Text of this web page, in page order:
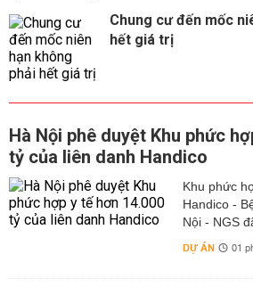
Chung cư đến mốc
hết giá trị
Hà Nội phê duyệt Khu phức
tỷ của liên danh Handico
Khu phức
Handico -
Nội - NGS
DỰ ÁN 01